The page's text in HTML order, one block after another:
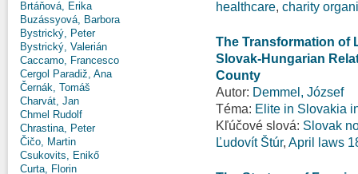
Brtáňová, Erika
Buzássyová, Barbora
Bystrický, Peter
Bystrický, Valerián
Caccamo, Francesco
Cergol Paradiž, Ana
Černák, Tomáš
Charvát, Jan
Chmel Rudolf
Chrastina, Peter
Čičo, Martin
Csukovits, Enikő
Curta, Florin
healthcare, charity
The Transformation of
Slovak-Hungarian
County
Autor: Demmel, József
Téma: Elite in Slovakia
Kľúčové slová: Slovak
Ľudovít Štúr, April laws